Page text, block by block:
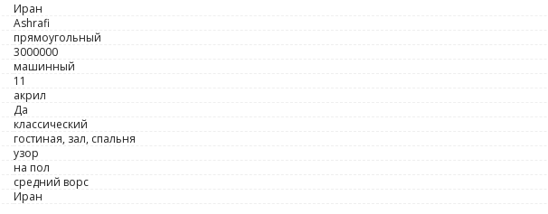
Иран
Ashrafi
прямоугольный
3000000
машинный
11
акрил
Да
классический
гостиная, зал, спальня
узор
на пол
средний ворс
Иран